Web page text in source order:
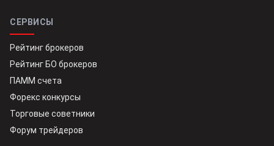
СЕРВИСЫ
Рейтинг брокеров
Рейтинг БО брокеров
ПАММ счета
Форекс конкурсы
Торговые советники
Форум трейдеров